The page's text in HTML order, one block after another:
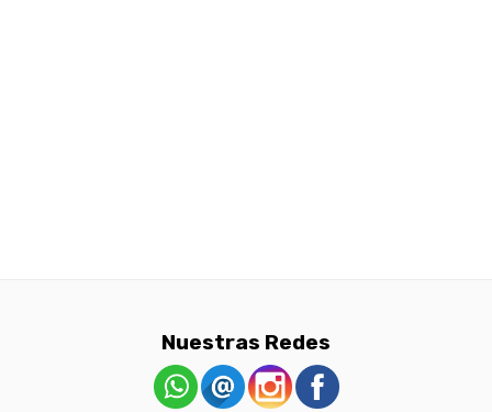
Nuestras Redes